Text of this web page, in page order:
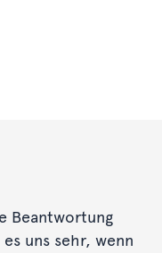
Beantwortung
uns sehr, wenn